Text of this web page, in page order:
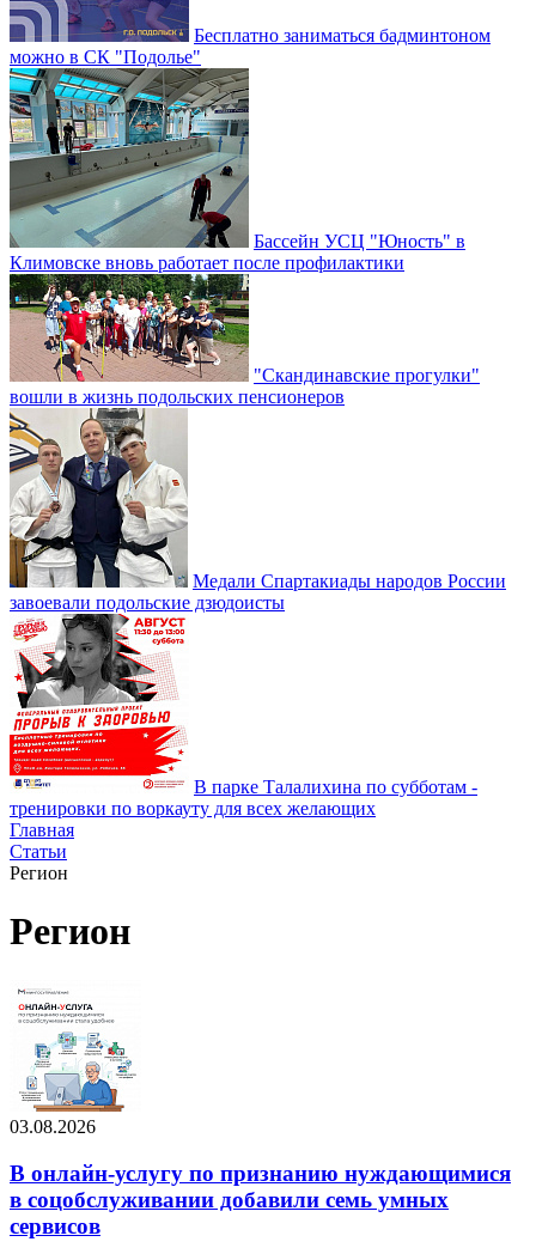
Бесплатно заниматься бадминтоном
можно в СК "Подолье"
Бассейн УСЦ "Юность" в
Климовске вновь работает после профилактики
"Скандинавские прогулки"
вошли в жизнь подольских пенсионеров
Медали Спартакиады народов России
завоевали подольские дзюдоисты
В парке Талалихина по субботам -
тренировки по воркауту для всех желающих
Главная
Статьи
Регион
Регион
03.08.2026
В онлайн-услугу по признанию нуждающимися
в соцобслуживании добавили семь умных
сервисов